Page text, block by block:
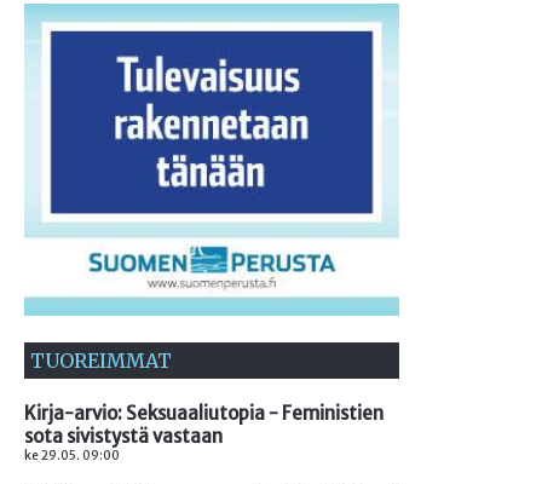
TUOREIMMAT
Kirja-arvio: Seksuaaliutopia - Feministien
sota sivistystä vastaan
ke 29.05. 09:00